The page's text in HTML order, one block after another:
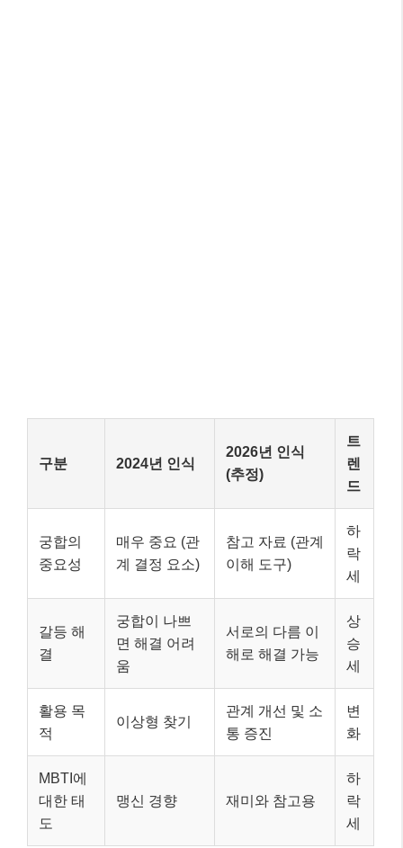
구분 2024년 인식
2026년 인식
(추정)
트
렌
드
궁합의
중요성
매우 중요 (관
계 결정 요소)
참고 자료 (관계
이해 도구)
하
락
세
갈등 해
결
궁합이 나쁘
면 해결 어려
움
서로의 다름 이
해로 해결 가능
상
승
세
활용 목
적
이상형 찾기
관계 개선 및 소
통 증진
변
화
MBTI에
대한 태
도
맹신 경향 재미와 참고용
하
락
세